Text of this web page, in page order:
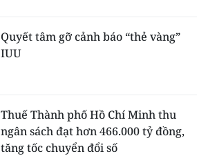
Quyết tâm gỡ cảnh báo “thẻ vàng”
IUU
Thuế Thành phố Hồ Chí Minh thu
ngân sách đạt hơn 466.000 tỷ đồng,
tăng tốc chuyển đổi số